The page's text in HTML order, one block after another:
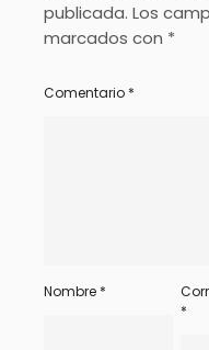
publicada. Los
marcados con *
Comentario *
Nombre *
*